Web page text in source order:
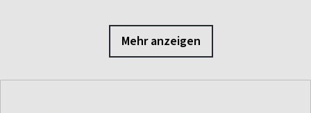
Mehr anzeigen